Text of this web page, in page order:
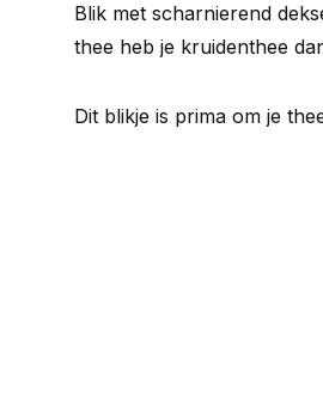
Blik met scharnierend
thee heb je kruidenthee
Dit blikje is prima om je